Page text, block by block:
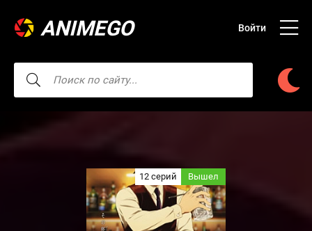
ANIMEGO Войти
12 серий Вышел